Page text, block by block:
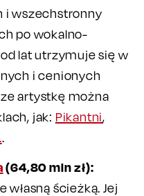
i wszechstronny
po wokalno-
lat utrzymuje się w
i cenionych
artystkę można
jak: Pikantni,
.
(64,80 mln zł):
ścieżką. Jej